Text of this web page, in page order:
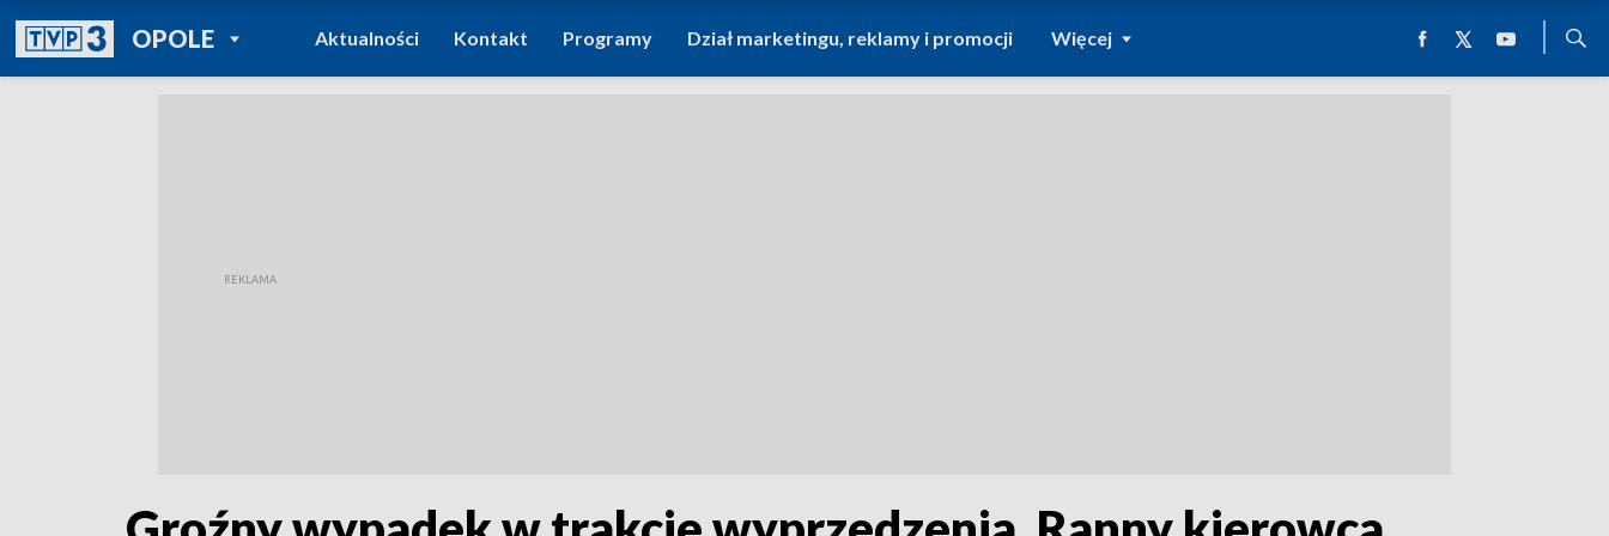
OPOLEPOWRÓT DO
TVP REGIONY
Aktualności Kontakt Programy Dział marketingu, reklamy i promocji Więcej